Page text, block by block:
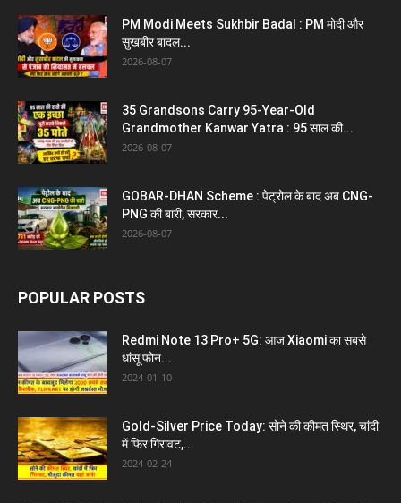
PM Modi Meets Sukhbir Badal : PM मोदी और
सुखबीर बादल...
2026-08-07
35 Grandsons Carry 95-Year-Old
Grandmother Kanwar Yatra : 95 साल की...
2026-08-07
GOBAR-DHAN Scheme : पेट्रोल के बाद अब CNG-
PNG की बारी, सरकार...
2026-08-07
POPULAR POSTS
Redmi Note 13 Pro+ 5G: आज Xiaomi का सबसे
धांसू फोन...
2024-01-10
Gold-Silver Price Today: सोने की कीमत स्थिर, चांदी
में फिर गिरावट,...
2024-02-24